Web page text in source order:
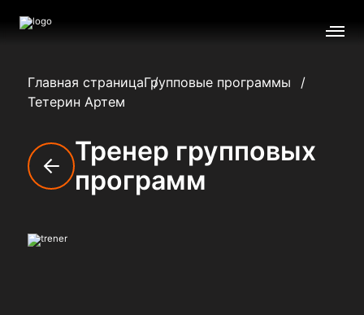
Главная страницаГрупповые программы
Тетерин Артем
Тренер групповых
программ